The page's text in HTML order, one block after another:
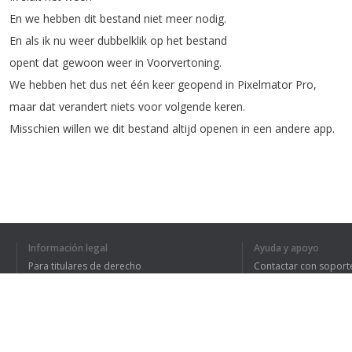
En we hebben dit bestand niet meer nodig.
En als ik nu weer dubbelklik op het bestand
opent dat gewoon weer in Voorvertoning.
We hebben het dus net één keer geopend in Pixelmator Pro,
maar dat verandert niets voor volgende keren.
Misschien willen we dit bestand altijd openen in een andere app.
Información legal
Para titulares de derecho
Ayuda y apoyo
Contactar con